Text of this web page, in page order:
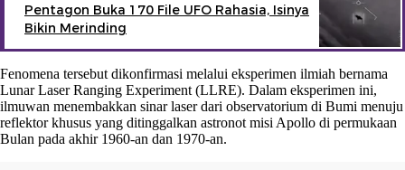
Pentagon Buka 170 File UFO Rahasia, Isinya
Bikin Merinding
Fenomena tersebut dikonfirmasi melalui eksperimen ilmiah bernama
Lunar Laser Ranging Experiment (LLRE). Dalam eksperimen ini,
ilmuwan menembakkan sinar laser dari observatorium di Bumi menuju
reflektor khusus yang ditinggalkan astronot misi Apollo di permukaan
Bulan pada akhir 1960-an dan 1970-an.